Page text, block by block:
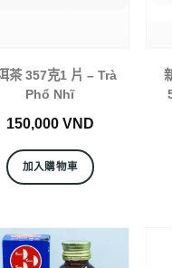
茶 357克1 片 – Trà
Phổ Nhĩ
150,000 VND
加入購物車